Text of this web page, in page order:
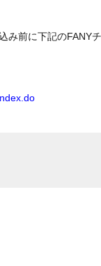
み前に下記のFANY